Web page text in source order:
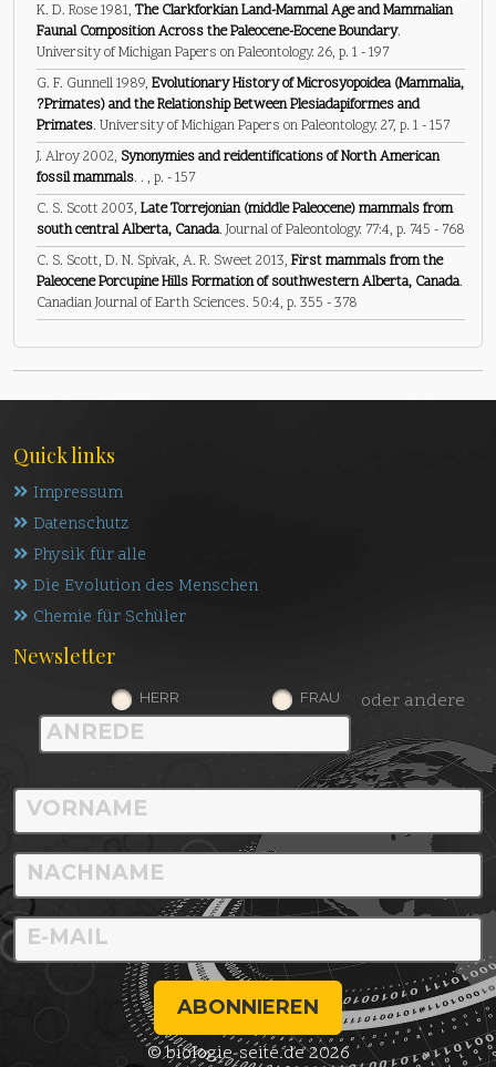
K. D. Rose 1981, The Clarkforkian Land-Mammal Age and Mammalian
Faunal Composition Across the Paleocene-Eocene Boundary.
University of Michigan Papers on Paleontology. 26, p. 1 - 197
G. F. Gunnell 1989, Evolutionary History of Microsyopoidea (Mammalia,
?Primates) and the Relationship Between Plesiadapiformes and
Primates. University of Michigan Papers on Paleontology. 27, p. 1 - 157
J. Alroy 2002, Synonymies and reidentifications of North American
fossil mammals. . , p. - 157
C. S. Scott 2003, Late Torrejonian (middle Paleocene) mammals from
south central Alberta, Canada. Journal of Paleontology. 77:4, p. 745 - 768
C. S. Scott, D. N. Spivak, A. R. Sweet 2013, First mammals from the
Paleocene Porcupine Hills Formation of southwestern Alberta, Canada.
Canadian Journal of Earth Sciences. 50:4, p. 355 - 378
Quick links
Impressum
Datenschutz
Physik für alle
Die Evolution des Menschen
Chemie für Schüler
Newsletter
HERR FRAU oder andere
ABONNIEREN
© biologie-seite.de 2026